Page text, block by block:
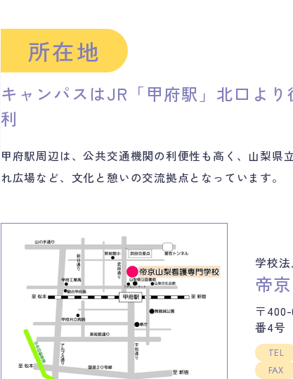
所在地
キャンパスはJR「甲府駅」北口よ
利
甲府駅周辺は、公共交通機関の利便性も高く、山梨県
れ広場など、文化と憩いの交流拠点となっています。
学校
帝
〒
番4号
TEL
FAX